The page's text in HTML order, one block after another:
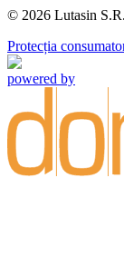
© 2026 Lutasin
Protecția
powered by